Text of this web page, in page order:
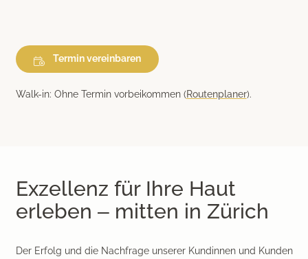
Termin vereinbaren
Walk-in: Ohne Termin vorbeikommen (Routenplaner).
Exzellenz für Ihre Haut
erleben – mitten in Zürich
Der Erfolg und die Nachfrage unserer Kundinnen und Kunden